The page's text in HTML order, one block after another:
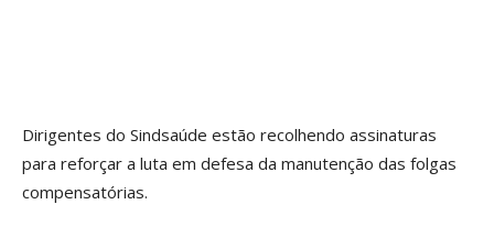
Dirigentes do Sindsaúde estão recolhendo assinaturas
para reforçar a luta em defesa da manutenção das folgas
compensatórias.